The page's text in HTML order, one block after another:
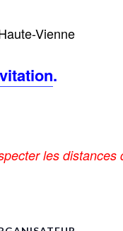
Vienne
.
les